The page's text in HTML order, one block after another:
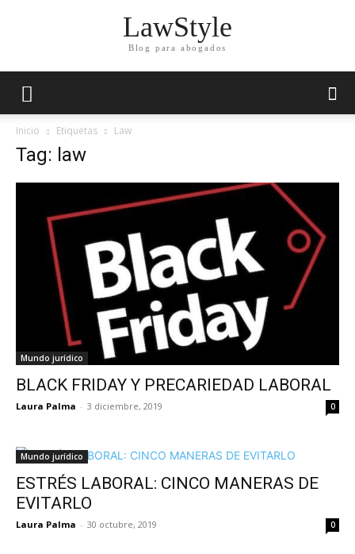
LawStyle
Blog para abogados
Inicio Etiquetas Law
Tag: law
Mundo jurídico
BLACK FRIDAY Y PRECARIEDAD LABORAL
Laura Palma - 3 diciembre, 2019 0
Mundo jurídico
ESTRÉS LABORAL: CINCO MANERAS DE
EVITARLO
Laura Palma - 30 octubre, 2019 0